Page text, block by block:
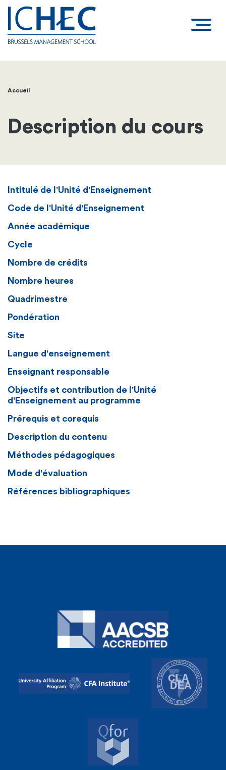
Fil
d'Ariane
Accueil
Description du cours
Intitulé de l'Unité d'Enseignement
Code de l'Unité d'Enseignement
Année académique
Cycle
Nombre de crédits
Nombre heures
Quadrimestre
Pondération
Site
Langue d'enseignement
Enseignant responsable
Objectifs et contribution de l'Unité
d'Enseignement au programme
Prérequis et corequis
Description du contenu
Méthodes pédagogiques
Mode d'évaluation
Références bibliographiques